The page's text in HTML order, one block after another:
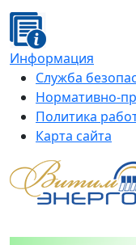
Информация
Служба
Нормативно-
Политика
Карта сайта